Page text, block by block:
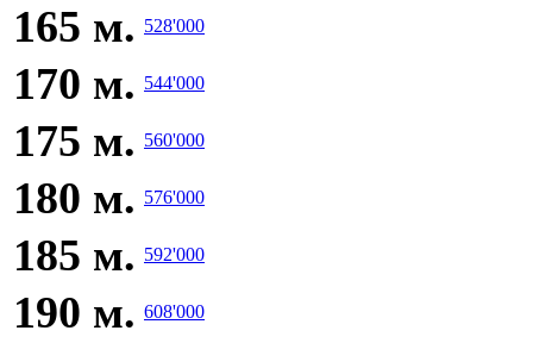
165 м. 528'000
170 м. 544'000
175 м. 560'000
180 м. 576'000
185 м. 592'000
190 м. 608'000